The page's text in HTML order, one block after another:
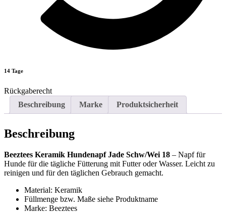
14 Tage
Rückgaberecht
Beschreibung
Marke Produktsicherheit
Beschreibung
Beeztees Keramik Hundenapf Jade Schw/Wei 18 – Napf für
Hunde für die tägliche Fütterung mit Futter oder Wasser. Leicht zu
reinigen und für den täglichen Gebrauch gemacht.
Material: Keramik
Füllmenge bzw. Maße siehe Produktname
Marke: Beeztees